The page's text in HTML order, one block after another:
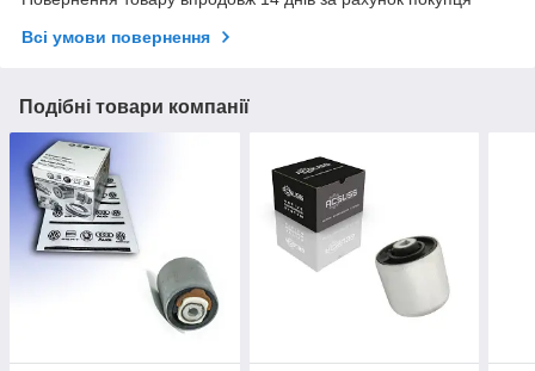
Всі умови повернення
Подібні товари компанії